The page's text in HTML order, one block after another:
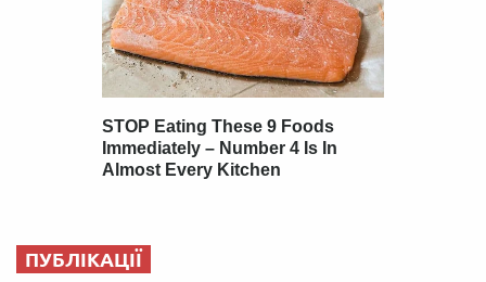
ПУБЛІКАЦІЇ